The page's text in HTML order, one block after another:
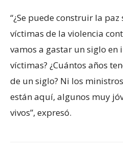
“¿Se puede construir la
víctimas de la violencia
vamos a gastar un siglo en
víctimas? ¿Cuántos años
de un siglo? Ni los
están aquí, algunos muy
vivos”, expresó.